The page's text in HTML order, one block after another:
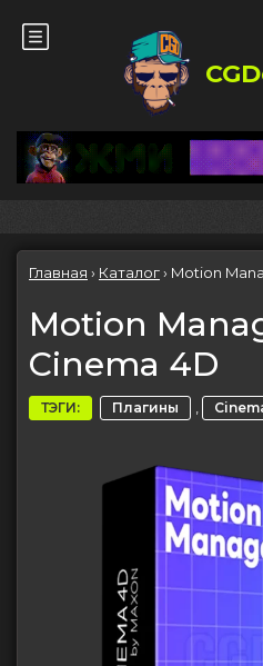
Главная › Каталог› Motion
Motion
Cinema 4D
ТЭГИ: Плагины ,